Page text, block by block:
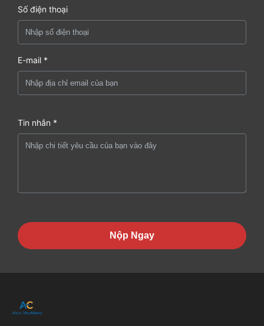
Số điện thoại
E-mail *
Tin nhắn *
Nộp Ngay